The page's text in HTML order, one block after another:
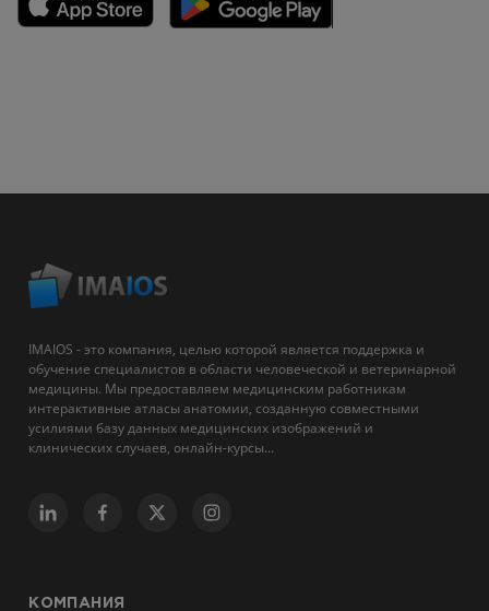
IMAIOS - это компания, целью которой является поддержка и
обучение специалистов в области человеческой и ветеринарной
медицины. Мы предоставляем медицинским работникам
интерактивные атласы анатомии, созданную совместными
усилиями базу данных медицинских изображений и
клинических случаев, онлайн-курсы...
КОМПАНИЯ